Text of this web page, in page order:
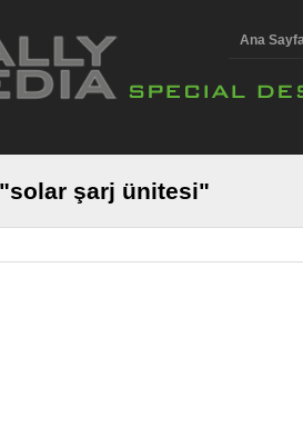
Ana
şarj ünitesi"